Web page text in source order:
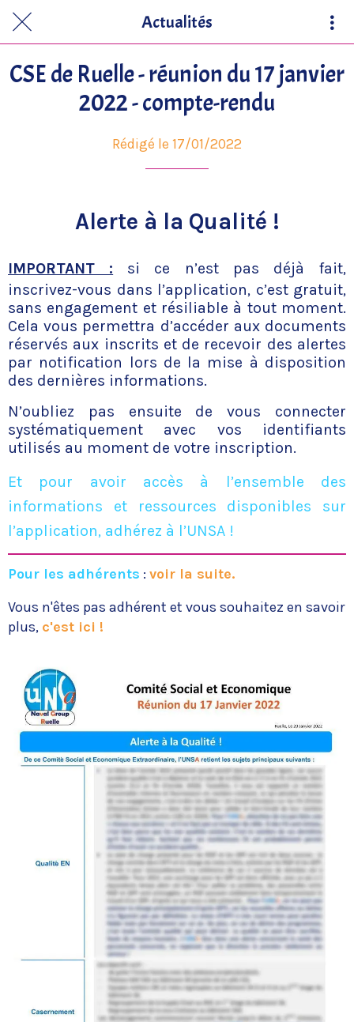
Actualités
CSE de Ruelle - réunion du 17 janvier
2022 - compte-rendu
Rédigé le 17/01/2022
Alerte à la Qualité !
IMPORTANT : si ce n’est pas déjà fait,
inscrivez-vous dans l’application, c’est gratuit,
sans engagement et résiliable à tout moment.
Cela vous permettra d’accéder aux documents
réservés aux inscrits et de recevoir des alertes
par notification lors de la mise à disposition
des dernières informations.
N’oubliez pas ensuite de vous connecter
systématiquement avec vos identifiants
utilisés au moment de votre inscription.
Et pour avoir accès à l’ensemble des
informations et ressources disponibles sur
l’application, adhérez à l’UNSA !
Pour les adhérents : voir la suite.
Vous n'êtes pas adhérent et vous souhaitez en savoir
plus, c'est ici !